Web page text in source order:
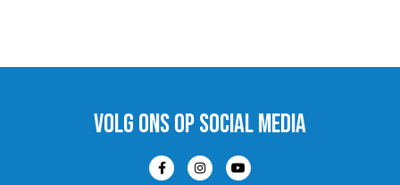
VOLG ons op social media